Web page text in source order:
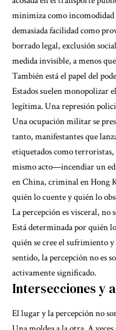
minimiza como
demasiada facilidad como
borrado legal, exclusión
medida invisible, a menos
También está el papel del
Estados suelen monopolizar
legítima. Una represión
Una ocupación militar se
tanto, manifestantes que
etiquetados como terroristas,
mismo acto—incendiar un
en China, criminal en Hong
quién lo cuente y quién lo
La percepción es visceral, no
Está determinada por quién
quién se cree el sufrimiento y
sentido, la percepción no es
activamente significado.
Intersecciones y
El lugar y la percepción no